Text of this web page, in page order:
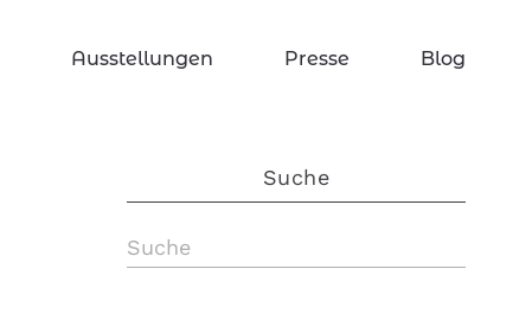
Ausstellungen Presse Blog
Suche